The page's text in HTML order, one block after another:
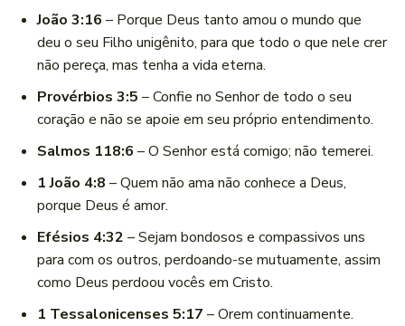
João 3:16 – Porque Deus tanto amou o mundo que
deu o seu Filho unigênito, para que todo o que nele crer
não pereça, mas tenha a vida eterna.
Provérbios 3:5 – Confie no Senhor de todo o seu
coração e não se apoie em seu próprio entendimento.
Salmos 118:6 – O Senhor está comigo; não temerei.
1 João 4:8 – Quem não ama não conhece a Deus,
porque Deus é amor.
Efésios 4:32 – Sejam bondosos e compassivos uns
para com os outros, perdoando-se mutuamente, assim
como Deus perdoou vocês em Cristo.
1 Tessalonicenses 5:17 – Orem continuamente.